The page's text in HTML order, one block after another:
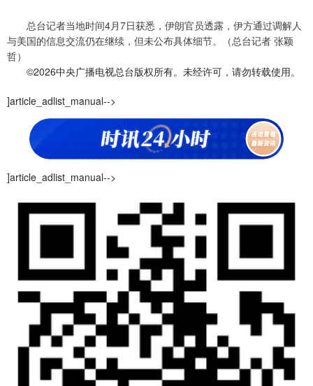
总台记者当地时间4月7日获悉，伊朗官员透露，伊方通过调解人
与美国的信息交流仍在继续，但未公布具体细节。（总台记者 张颖
哲）
©2026中央广播电视总台版权所有。未经许可，请勿转载使用。
]article_adlist_manual-->
]article_adlist_manual-->